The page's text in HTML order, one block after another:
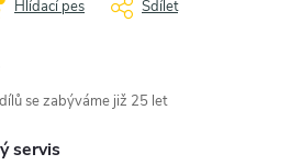
Hlídací pes Sdílet
se zabýváme již 25 let
servis